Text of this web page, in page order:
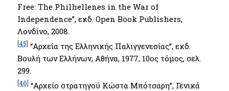
Free: The Philhellenes in the War of
Independence”, εκδ. Open Book Publishers,
Λονδίνο, 2008.
[45] “Αρχεία της Ελληνικής Παλιγγενεσίας’’, εκδ.
Βουλή των Ελλήνων, Αθήνα, 1977, 10ος τόμος, σελ.
299.
[46] “Αρχείο στρατηγού Κώστα Μπότσαρη’’, Γενικά